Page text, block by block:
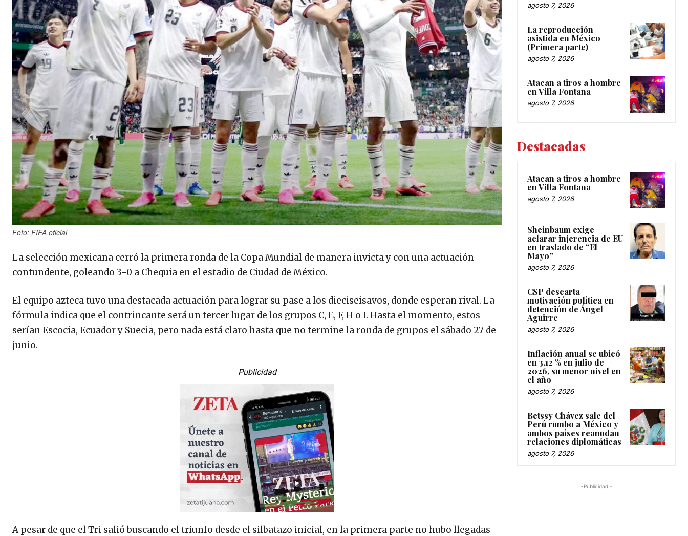
Foto: FIFA oficial
La selección mexicana cerró la primera ronda de la Copa Mundial de manera invicta y con una actuación
contundente, goleando 3-0 a Chequia en el estadio de Ciudad de México.
El equipo azteca tuvo una destacada actuación para lograr su pase a los dieciseisavos, donde esperan rival. La
fórmula indica que el contrincante será un tercer lugar de los grupos C, E, F, H o I. Hasta el momento, estos
serían Escocia, Ecuador y Suecia, pero nada está claro hasta que no termine la ronda de grupos el sábado 27 de
junio.
Publicidad
A pesar de que el Tri salió buscando el triunfo desde el silbatazo inicial, en la primera parte no hubo llegadas
agosto 7, 2026
La reproducción
asistida en México
(Primera parte)
agosto 7, 2026
Atacan a tiros a hombre
en Villa Fontana
agosto 7, 2026
Destacadas
Atacan a tiros a hombre
en Villa Fontana
agosto 7, 2026
Sheinbaum exige
aclarar injerencia de EU
en traslado de “El
Mayo”
agosto 7, 2026
CSP descarta
motivación política en
detención de Ángel
Aguirre
agosto 7, 2026
Inflación anual se ubicó
en 3.12 % en julio de
2026, su menor nivel en
el año
agosto 7, 2026
Betssy Chávez sale del
Perú rumbo a México y
ambos países reanudan
relaciones diplomáticas
agosto 7, 2026
-Publicidad -